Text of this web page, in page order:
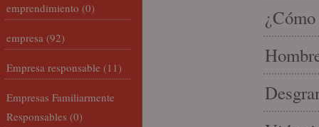
emprendimiento (0)
empresa (92)
Empresa responsable (11)
Empresas Familiarmente
Responsables (0)